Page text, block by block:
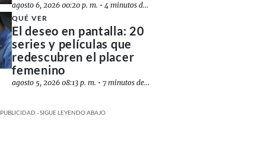
agosto 6, 2026 00:20 p. m. •4 minutos de lectura
QUÉ VER
El deseo en pantalla: 20
series y películas que
redescubren el placer
femenino
agosto 5, 2026 08:13 p. m. •7 minutos de lectura
PUBLICIDAD - SIGUE LEYENDO ABAJO